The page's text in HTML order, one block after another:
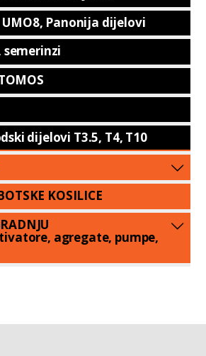
UMO8, Panonija dijelovi
semerinzi
dijelovi T3.5, T4, T10
KOSILICE
agregate, pumpe,